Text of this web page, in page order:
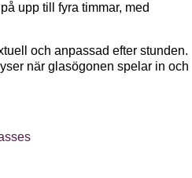
upp till fyra timmar, med
och anpassad efter stunden.
när glasögonen spelar in och